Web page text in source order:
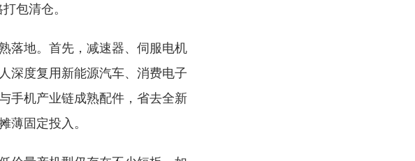
包清仓。
落地。首先，减速器、伺服电机
深度复用新能源汽车、消费电子
手机产业链成熟配件，省去全新
薄固定投入。